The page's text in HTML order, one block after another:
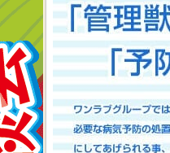
2026-07-17
【Meet Your
7/18～8/2まで
長野の
は注意
トショ
謝の想
間中
おりま
で、ワ